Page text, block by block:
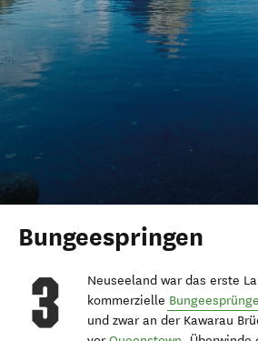
Bungeespringen
Neuseeland war das erste
kommerzielle Bungeesprünge
und zwar an der Kawarau